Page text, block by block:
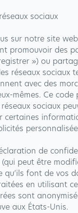
sociaux
sur notre site
promouvoir des
») ou
réseaux sociaux
avec des
mêmes. Ce code
sociaux
certaines
de
(qui peut être
qu’ils font de vos
en utilisant
sont
aux États-Unis.